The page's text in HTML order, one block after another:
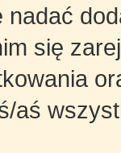
nadać
się
aś